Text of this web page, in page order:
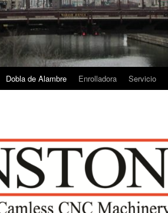
Dobla de Alambre Enrolladora Servicio